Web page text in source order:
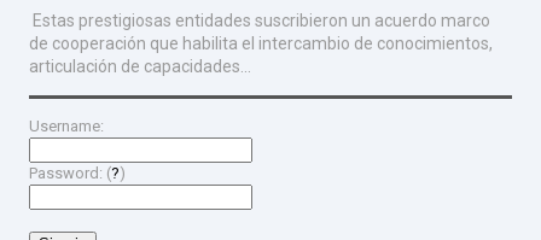
Estas prestigiosas entidades suscribieron un acuerdo marco
de cooperación que habilita el intercambio de conocimientos,
articulación de capacidades...
Username:
Password: (?)